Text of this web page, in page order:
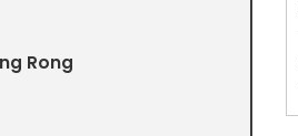
Rong